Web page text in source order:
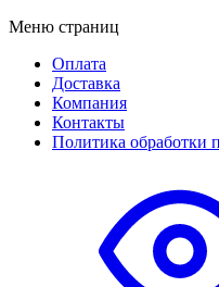
Меню страниц
Оплата
Доставка
Компания
Контакты
Политика обработки